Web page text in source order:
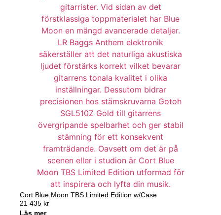
Cort Blue Moon TBS Limited Edition w/Case
21 435 kr
Läs mer